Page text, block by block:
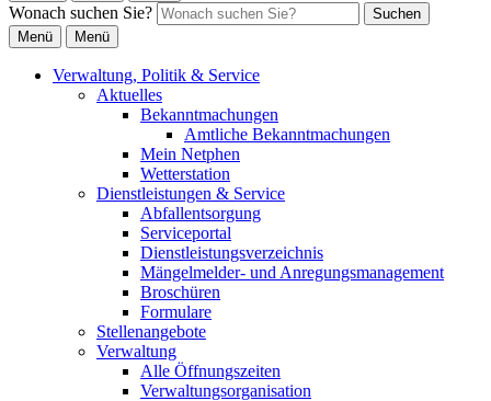
Wonach suchen Sie?
Suchen
Menü
Menü
Verwaltung, Politik & Service
Aktuelles
Bekanntmachungen
Amtliche Bekanntmachungen
Mein Netphen
Wetterstation
Dienstleistungen & Service
Abfallentsorgung
Serviceportal
Dienstleistungsverzeichnis
Mängelmelder- und Anregungsmanagement
Broschüren
Formulare
Stellenangebote
Verwaltung
Alle Öffnungszeiten
Verwaltungsorganisation